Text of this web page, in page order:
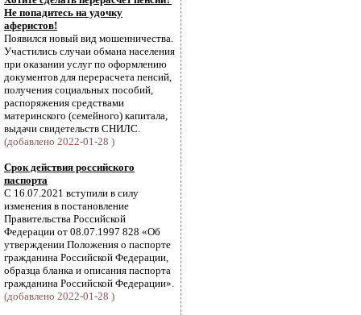
Не попадитесь на удочку
аферистов!
Появился новый вид мошенничества.
Участились случаи обмана населения
при оказании услуг по оформлению
документов для перерасчета пенсий,
получения социальных пособий,
распоряжения средствами
материнского (семейного) капитала,
выдачи свидетельств СНИЛС.
(добавлено 2022-01-28 )
Срок действия российского
паспорта
С 16.07.2021 вступили в силу
изменения в постановление
Правительства Российской
Федерации от 08.07.1997 828 «Об
утверждении Положения о паспорте
гражданина Российской Федерации,
образца бланка и описания паспорта
гражданина Российской Федерации».
(добавлено 2022-01-28 )